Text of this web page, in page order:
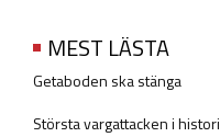
MEST LÄSTA
Getaboden ska stänga
Största vargattacken i